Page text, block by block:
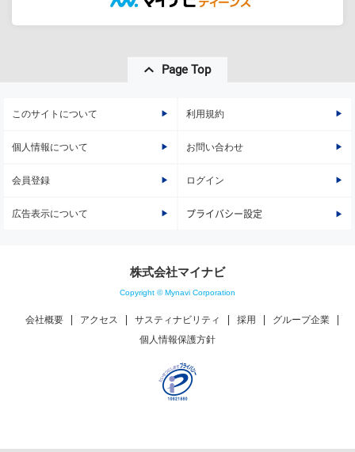
Page Top
このサイトについて 利用規約
個人情報について お問い合わせ
会員登録 ログイン
広告表示について プライバシー設定
株式会社マイナビ
Copyright © Mynavi Corporation
会社概要 アクセス サスティナビリティ 採用
グループ企業
個人情報保護方針